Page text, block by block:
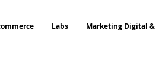
Labs Marketing Digital